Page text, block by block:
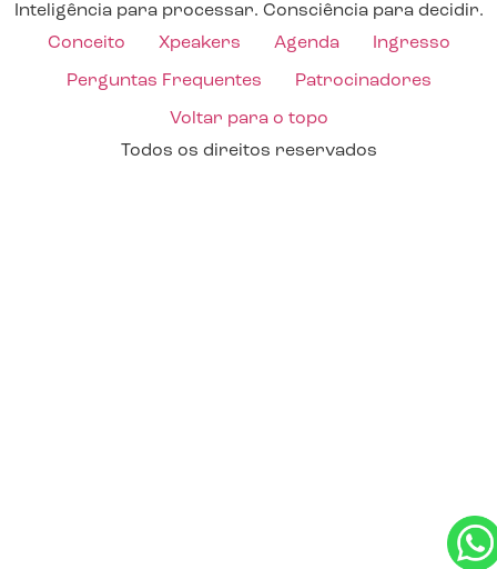
Inteligência para processar. Consciência para decidir.
Conceito
Xpeakers Agenda Ingresso
Perguntas Frequentes Patrocinadores
Voltar para o topo
Todos os direitos reservados